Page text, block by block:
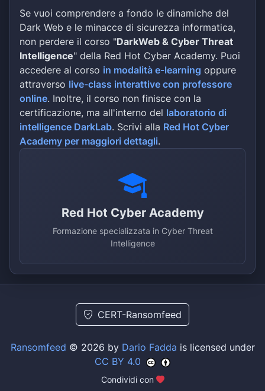
Se vuoi comprendere a fondo le dinamiche del
Dark Web e le minacce di sicurezza informatica,
non perdere il corso "DarkWeb & Cyber Threat
Intelligence" della Red Hot Cyber Academy. Puoi
accedere al corso in modalità e-learning oppure
attraverso live-class interattive con professore
online. Inoltre, il corso non finisce con la
certificazione, ma all'interno del laboratorio di
intelligence DarkLab. Scrivi alla Red Hot Cyber
Academy per maggiori dettagli.
Red Hot Cyber Academy
Formazione specializzata in Cyber Threat
Intelligence
CERT-Ransomfeed
Ransomfeed © 2026 by Dario Fadda is licensed under
CC BY 4.0
Condividi con